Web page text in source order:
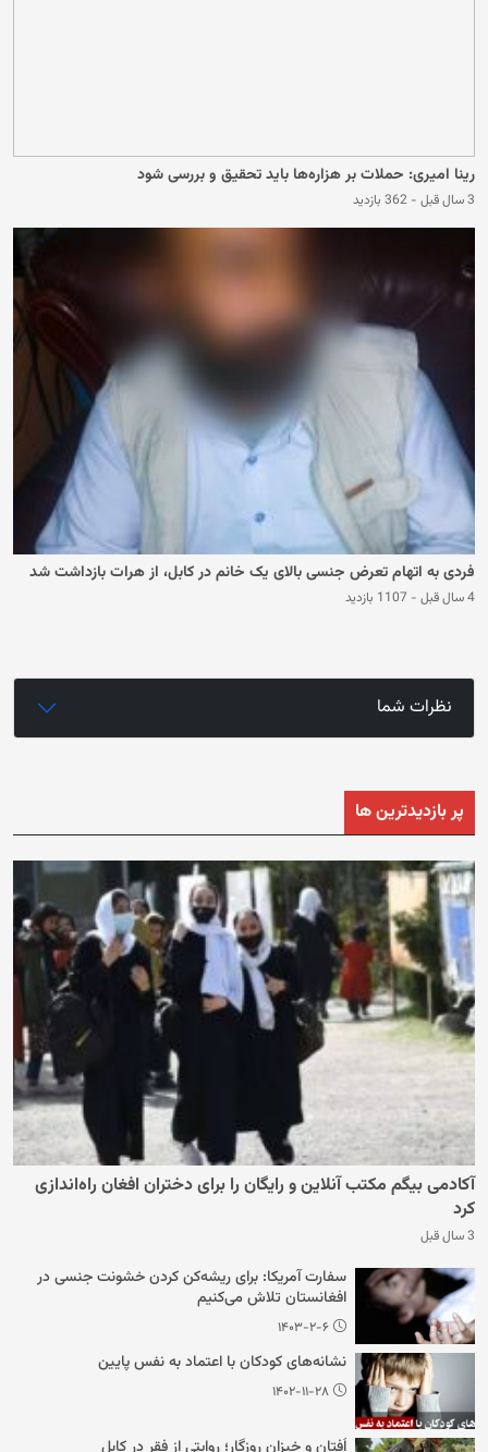
رینا امیری: حملات بر هزاره‌ها باید تحقیق و بررسی شود
3 سال قبل - 362 بازدید
فردی به اتهام تعرض جنسی بالای یک خانم در کابل، از هرات بازداشت شد
4 سال قبل - 1107 بازدید
نظرات شما
پر بازدیدترین ها
آکادمی بیگم مکتب آنلاین و رایگان را برای دختران افغان راه‌اندازی
کرد
3 سال قبل
سفارت آمریکا: برای ریشه‌کن کردن خشونت جنسی در
افغانستان تلاش می‌کنیم
۱۴۰۳-۲-۶
نشانه‌های کودکان با اعتماد به نفس پایین
۱۴۰۲-۱۱-۲۸
اُفتان و خیزان روزگار؛ روایتی از فقر در کابل